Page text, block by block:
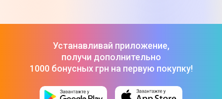
Устанавливай приложение,
получи дополнительно
1000 бонусных грн на первую покупку!